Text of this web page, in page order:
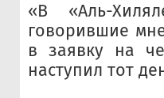
«В «Аль-
говорившие
в заявку на
наступил тот